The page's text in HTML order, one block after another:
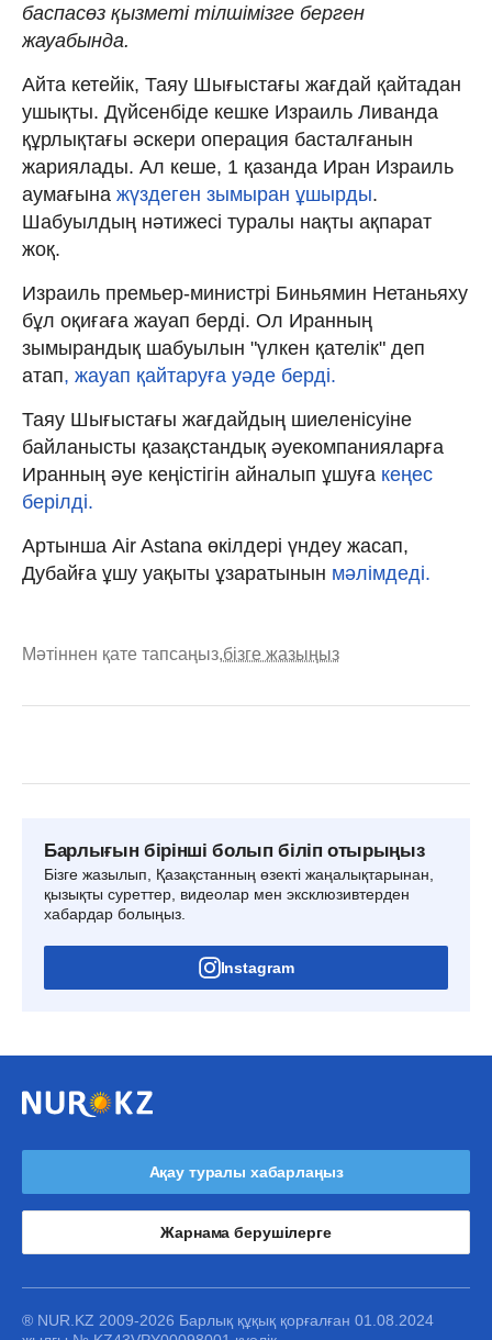
баспасөз қызметі тілшімізге берген
жауабында.
Айта кетейік, Таяу Шығыстағы жағдай қайтадан
ушықты. Дүйсенбіде кешке Израиль Ливанда
құрлықтағы әскери операция басталғанын
жариялады. Ал кеше, 1 қазанда Иран Израиль
аумағына жүздеген зымыран ұшырды.
Шабуылдың нәтижесі туралы нақты ақпарат
жоқ.
Израиль премьер-министрі Биньямин Нетаньяху
бұл оқиғаға жауап берді. Ол Иранның
зымырандық шабуылын "үлкен қателік" деп
атап, жауап қайтаруға уәде берді.
Таяу Шығыстағы жағдайдың шиеленісуіне
байланысты қазақстандық әуекомпанияларға
Иранның әуе кеңістігін айналып ұшуға кеңес
берілді.
Артынша Air Astana өкілдері үндеу жасап,
Дубайға ұшу уақыты ұзаратынын мәлімдеді.
Мәтіннен қате тапсаңыз,бізге жазыңыз
Барлығын бірінші болып біліп отырыңыз
Бізге жазылып, Қазақстанның өзекті жаңалықтарынан,
қызықты суреттер, видеолар мен эксклюзивтерден
хабардар болыңыз.
Instagram
Ақау туралы хабарлаңыз
Жарнама берушілерге
® NUR.KZ 2009-2026 Барлық құқық қорғалған 01.08.2024